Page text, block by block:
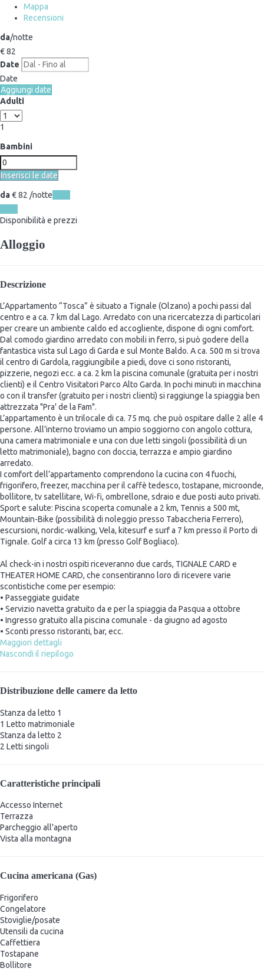
Mappa
Recensioni
da/notte
€ 82
Date
Date
Aggiungi date
Adulti
1
Bambini
Inserisci le date
da€ 82 /notte
Disponibilità e prezzi
Alloggio
Descrizione
L’Appartamento “Tosca” è situato a Tignale (Olzano) a pochi passi dal
centro e a ca. 7 km dal Lago. Arredato con una ricercatezza di particolari
per creare un ambiente caldo ed accogliente, dispone di ogni comfort.
Dal comodo giardino arredato con mobili in ferro, si può godere della
fantastica vista sul Lago di Garda e sul Monte Baldo. A ca. 500 m si trova
il centro di Gardola, raggiungibile a piedi, dove ci sono ristoranti,
pizzerie, negozi ecc. a ca. 2 km la piscina comunale (gratuita per i nostri
clienti) e il Centro Visitatori Parco Alto Garda. In pochi minuti in macchina
o con il transfer (gratuito per i nostri clienti) si raggiunge la spiaggia ben
attrezzata "Pra' de la Fam".
L’appartamento è un trilocale di ca. 75 mq. che può ospitare dalle 2 alle 4
persone. All’interno troviamo un ampio soggiorno con angolo cottura,
una camera matrimoniale e una con due letti singoli (possibilità di un
letto matrimoniale), bagno con doccia, terrazza e ampio giardino
arredato.
I comfort dell’appartamento comprendono la cucina con 4 fuochi,
frigorifero, freezer, macchina per il caffè tedesco, tostapane, microonde,
bollitore, tv satellitare, Wi-fi, ombrellone, sdraio e due posti auto privati.
Sport e salute: Piscina scoperta comunale a 2 km, Tennis a 500 mt,
Mountain-Bike (possibilità di noleggio presso Tabaccheria Ferrero),
escursioni, nordic-walking, Vela, kitesurf e surf a 7 km presso il Porto di
Tignale. Golf a circa 13 km (presso Golf Bogliaco).
Al check-in i nostri ospiti riceveranno due cards, TIGNALE CARD e
THEATER HOME CARD, che consentiranno loro di ricevere varie
scontistiche come per esempio:
• Passeggiate guidate
• Servizio navetta gratuito da e per la spiaggia da Pasqua a ottobre
• Ingresso gratuito alla piscina comunale - da giugno ad agosto
• Sconti presso ristoranti, bar, ecc.
Maggiori dettagli
Nascondi il riepilogo
Distribuzione delle camere da letto
Stanza da letto 1
1 Letto matrimoniale
Stanza da letto 2
2 Letti singoli
Caratteristiche principali
Accesso Internet
Terrazza
Parcheggio all'aperto
Vista alla montagna
Cucina americana (Gas)
Frigorifero
Congelatore
Stoviglie/posate
Utensili da cucina
Caffettiera
Tostapane
Bollitore